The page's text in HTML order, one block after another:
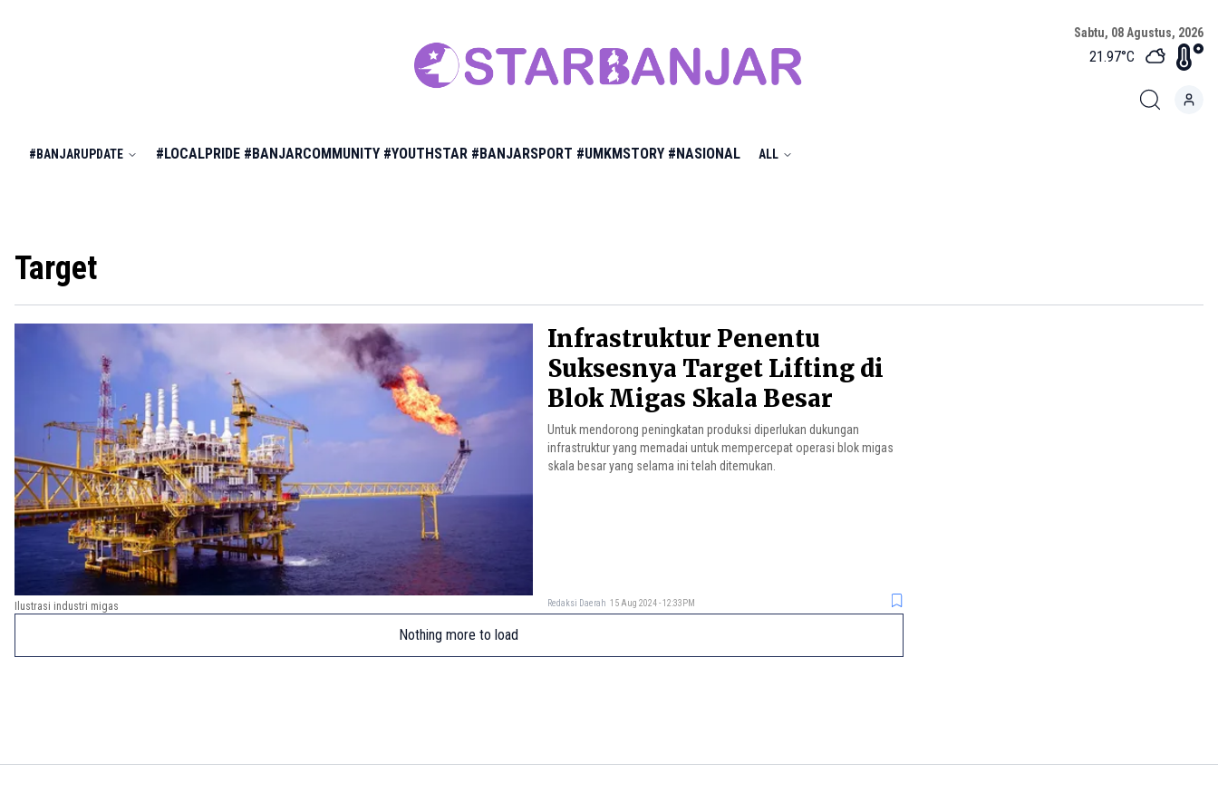
Sabtu, 08 Agustus, 2026
21.97°C
#BANJARUPDATE #LOCALPRIDE #BANJARCOMMUNITY #YOUTHSTAR #BANJARSPORT #UMKMSTORY #NASIONAL ALL
Target
Infrastruktur Penentu
Suksesnya Target Lifting di
Blok Migas Skala Besar
Untuk mendorong peningkatan produksi diperlukan dukungan
infrastruktur yang memadai untuk mempercepat operasi blok migas
skala besar yang selama ini telah ditemukan.
Redaksi Daerah 15 Aug 2024 - 12:33PM
Ilustrasi industri migas
Nothing more to load